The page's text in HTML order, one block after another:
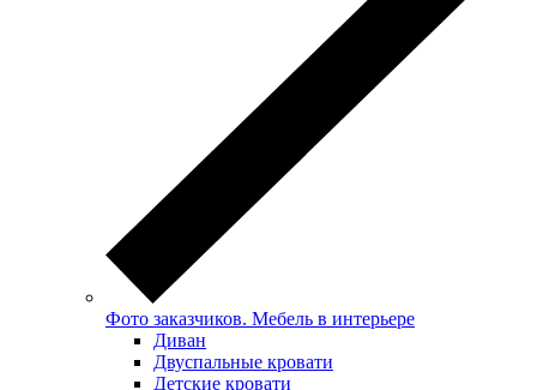
Фото заказчиков. Мебель в интерьере
Диван
Двуспальные кровати
Детские кровати